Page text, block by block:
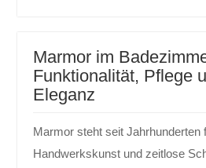
Marmor im
Funktionalität, Pflege
Eleganz
Marmor steht seit Jahrhunderten
Handwerkskunst und zeitlose